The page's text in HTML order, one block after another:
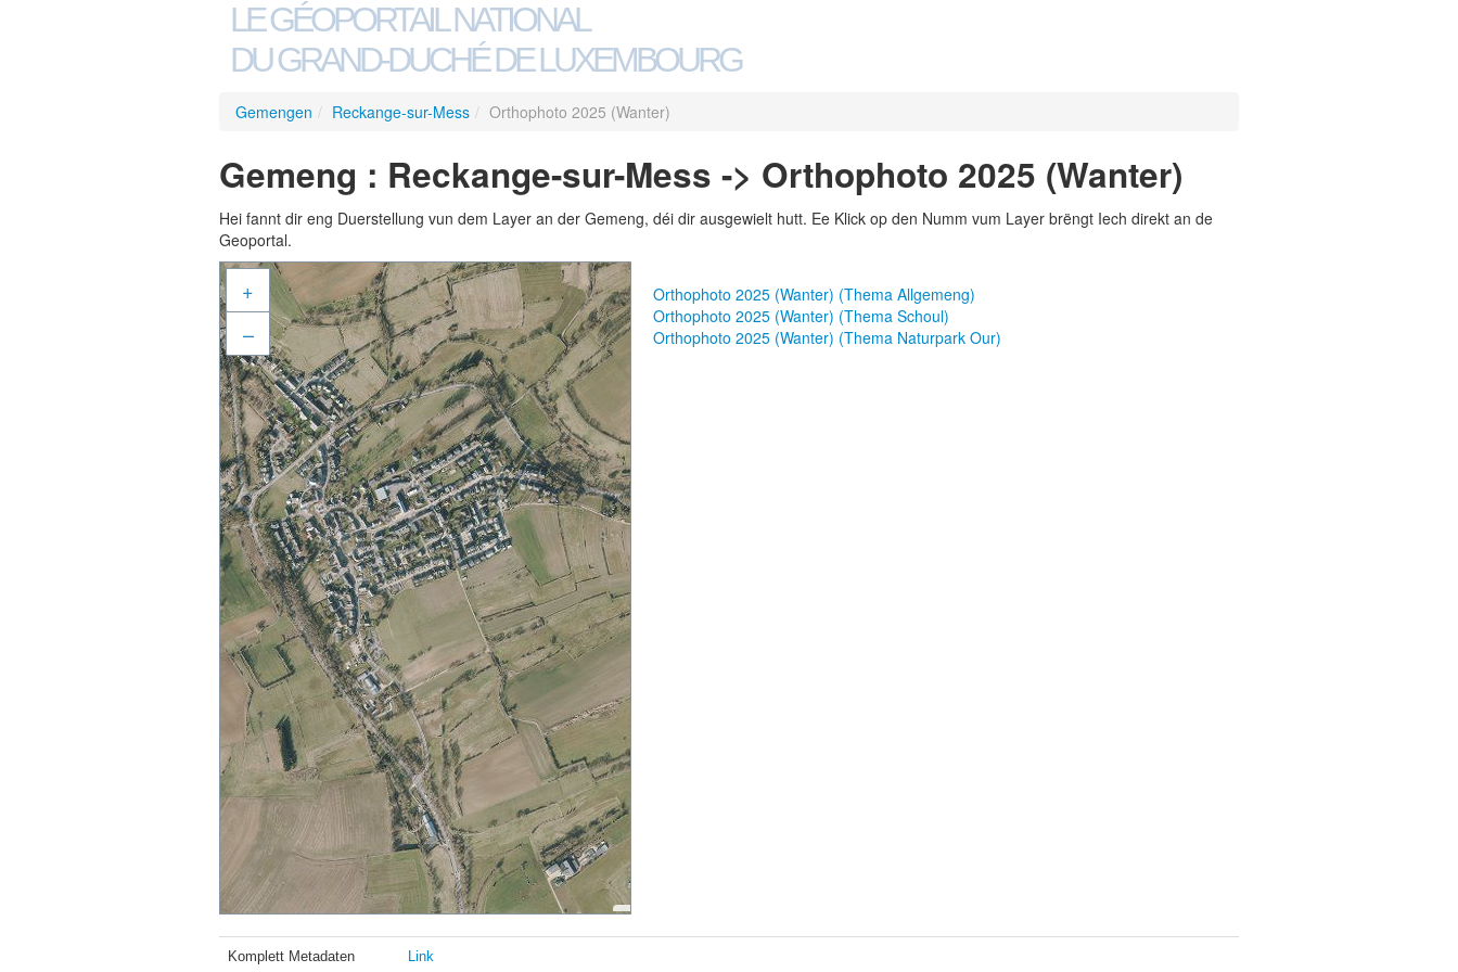
LE GÉOPORTAIL NATIONAL
DU GRAND-DUCHÉ DE LUXEMBOURG
Gemengen / Reckange-sur-Mess / Orthophoto 2025 (Wanter)
Gemeng : Reckange-sur-Mess -> Orthophoto 2025 (Wanter)
Hei fannt dir eng Duerstellung vun dem Layer an der Gemeng, déi dir ausgewielt hutt. Ee Klick op den Numm vum Layer brëngt Iech direkt an de
Geoportal.
+
–
Orthophoto 2025 (Wanter) (Thema Allgemeng)
Orthophoto 2025 (Wanter) (Thema Schoul)
Orthophoto 2025 (Wanter) (Thema Naturpark Our)
Komplett Metadaten Link